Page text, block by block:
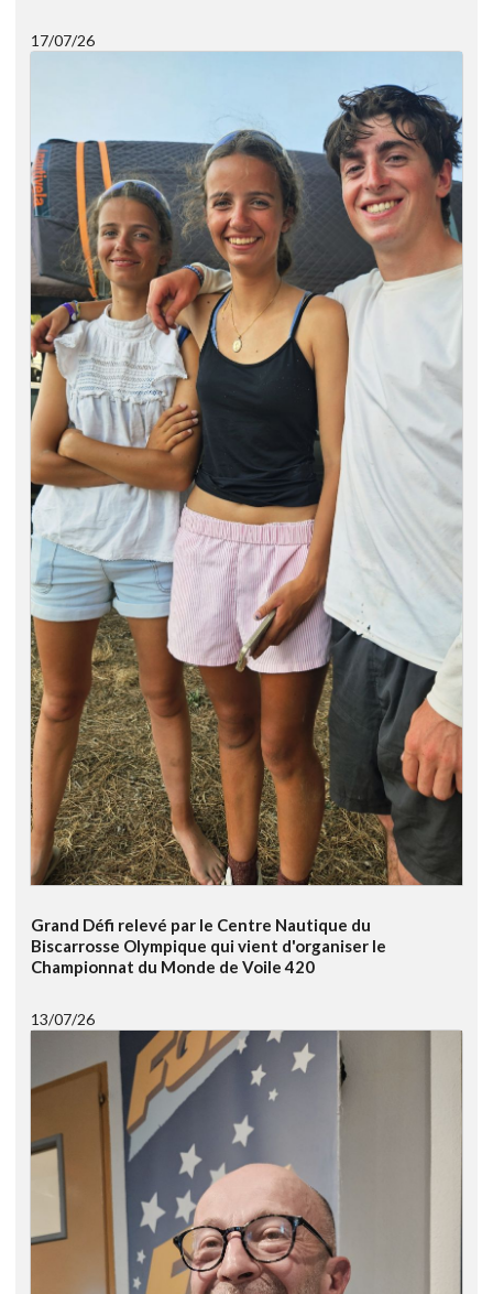
17/07/26
Grand Défi relevé par le Centre Nautique du
Biscarrosse Olympique qui vient d'organiser le
Championnat du Monde de Voile 420
13/07/26